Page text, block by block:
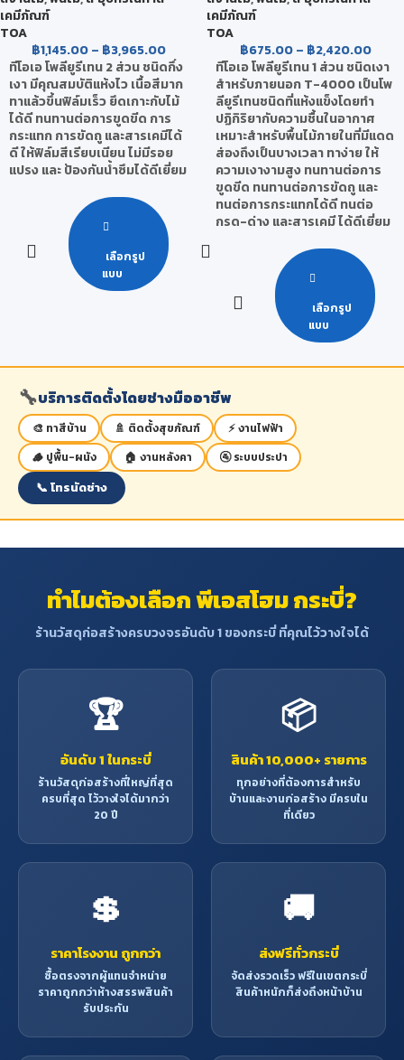
เคมีภัณฑ์
TOA
฿1,145.00– ฿3,965.00
ทีโอเอ โพลียูรีเทน 2 ส่วน ชนิดกึ่ง
เงา มีคุณสมบัติแห้งไว เนื้อสีมาก
ทาแล้วขึ้นฟิล์มเร็ว ยึดเกาะกับไม้
ได้ดี ทนทานต่อการขูดขีด การ
กระแทก การขัดถู และสารเคมีได้
ดี ให้ฟิล์มสีเรียบเนียน ไม่มีรอย
แปรง และ ป้องกันน้ำซึมได้ดีเยี่ยม
เลือกรูป
แบบ
เคมีภัณฑ์
TOA
฿675.00 – ฿2,420.00
ทีโอเอ โพลียูรีเทน 1 ส่วน ชนิดเงา
สำหรับภายนอก T-4000 เป็นโพ
ลียูรีเทนชนิดที่แห้งแข็งโดยทำ
ปฏิกิริยากับความชื้นในอากาศ
เหมาะสำหรับพื้นไม้ภายในที่มีแดด
ส่องถึงเป็นบางเวลา ทาง่าย ให้
ความเงางามสูง ทนทานต่อการ
ขูดขีด ทนทานต่อการขัดถู และ
ทนต่อการกระแทกได้ดี ทนต่อ
กรด-ด่าง และสารเคมี ได้ดีเยี่ยม
เลือกรูป
แบบ
🔧บริการติดตั้งโดยช่างมืออาชีพ
🎨 ทาสีบ้าน 🚿 ติดตั้งสุขภัณฑ์
⚡ งานไฟฟ้า
🪵 ปูพื้น-ผนัง
🏠 งานหลังคา 🚰 ระบบประปา
📞 โทรนัดช่าง
ทำไมต้องเลือก พีเอสโฮม กระบี่?
ร้านวัสดุก่อสร้างครบวงจรอันดับ 1 ของกระบี่ ที่คุณไว้วางใจได้
🏆
อันดับ 1 ในกระบี่
ร้านวัสดุก่อสร้างที่ใหญ่ที่สุด
ครบที่สุด ไว้วางใจได้มากว่า
20 ปี
📦
สินค้า 10,000+ รายการ
ทุกอย่างที่ต้องการสำหรับ
บ้านและงานก่อสร้าง มีครบใน
ที่เดียว
💲
ราคาโรงงาน ถูกกว่า
ซื้อตรงจากผู้แทนจำหน่าย
ราคาถูกกว่าห้างสรรพสินค้า
รับประกัน
🚚
ส่งฟรีทั่วกระบี่
จัดส่งรวดเร็ว ฟรีในเขตกระบี่
สินค้าหนักก็ส่งถึงหน้าบ้าน